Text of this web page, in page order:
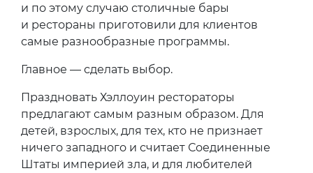
и по этому случаю столичные бары
и рестораны приготовили для клиентов
самые разнообразные программы.
Главное — сделать выбор.
Праздновать Хэллоуин рестораторы
предлагают самым разным образом. Для
детей, взрослых, для тех, кто не признает
ничего западного и считает Соединенные
Штаты империей зла, и для любителей